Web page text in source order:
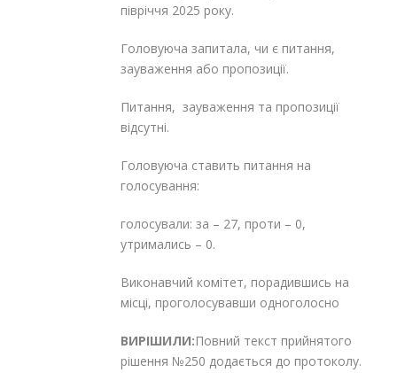
півріччя 2025 року.
Головуюча запитала, чи є питання,
зауваження або пропозиції.
Питання, зауваження та пропозиції
відсутні.
Головуюча ставить питання на
голосування:
голосували: за – 27, проти – 0,
утримались – 0.
Виконавчий комітет, порадившись на
місці, проголосувавши одноголосно
ВИРІШИЛИ:Повний текст прийнятого
рішення №250 додається до протоколу.